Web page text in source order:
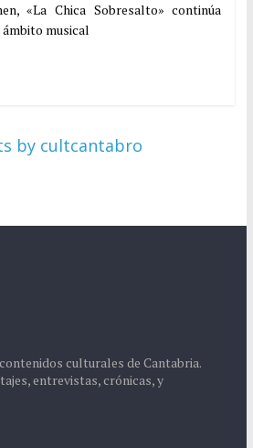
«La Chica Sobresalto» continúa
musical
by cultcantabro
culturales de Cantabria.
entrevistas, crónicas, y